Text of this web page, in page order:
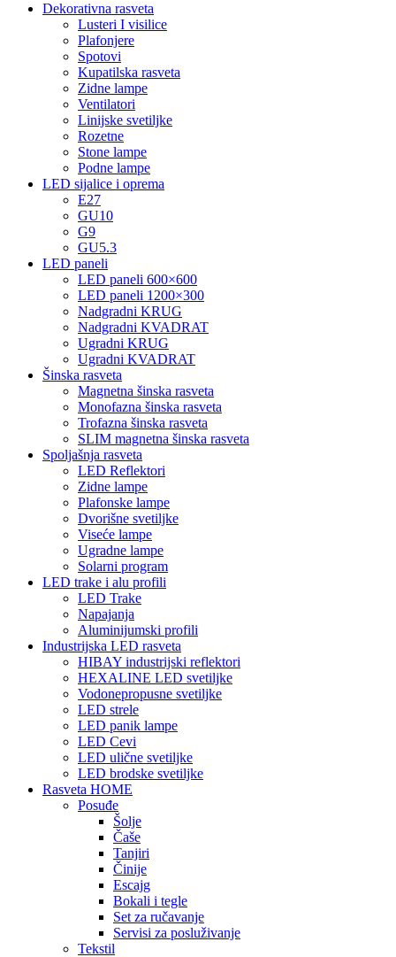
Dekorativna rasveta
Lusteri I visilice
Plafonjere
Spotovi
Kupatilska rasveta
Zidne lampe
Ventilatori
Linijske svetiljke
Rozetne
Stone lampe
Podne lampe
LED sijalice i oprema
E27
GU10
G9
GU5.3
LED paneli
LED paneli 600×600
LED paneli 1200×300
Nadgradni KRUG
Nadgradni KVADRAT
Ugradni KRUG
Ugradni KVADRAT
Šinska rasveta
Magnetna šinska rasveta
Monofazna šinska rasveta
Trofazna šinska rasveta
SLIM magnetna šinska rasveta
Spoljašnja rasveta
LED Reflektori
Zidne lampe
Plafonske lampe
Dvorišne svetiljke
Viseće lampe
Ugradne lampe
Solarni program
LED trake i alu profili
LED Trake
Napajanja
Aluminijumski profili
Industrijska LED rasveta
HIBAY industrijski reflektori
HEXALINE LED svetiljke
Vodonepropusne svetiljke
LED strele
LED panik lampe
LED Cevi
LED ulične svetiljke
LED brodske svetiljke
Rasveta HOME
Posuđe
Šolje
Čaše
Tanjiri
Činije
Escajg
Bokali i tegle
Set za ručavanje
Servisi za posluživanje
Tekstil